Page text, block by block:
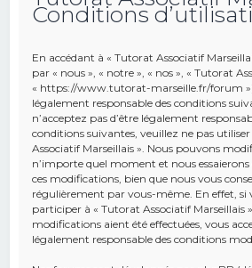
Conditions
En accédant à « Tutorat Associatif
par « nous », « notre », « nos », « Tutorat
« https://www.tutorat-marseille.fr/forum
légalement responsable des conditions
n’acceptez pas d’être légalement
conditions suivantes, veuillez ne pas
Associatif Marseillais ». Nous pouvons
n’importe quel moment et nous
ces modifications, bien que nous vous
régulièrement par vous-même. En effet, si
participer à « Tutorat Associatif Marseillais
modifications aient été effectuées, vous
légalement responsable des conditions